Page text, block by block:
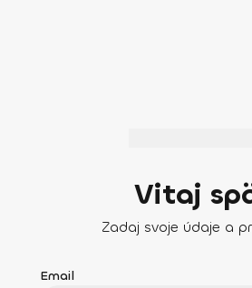
Vitaj
Zadaj svoje údaje a
Email